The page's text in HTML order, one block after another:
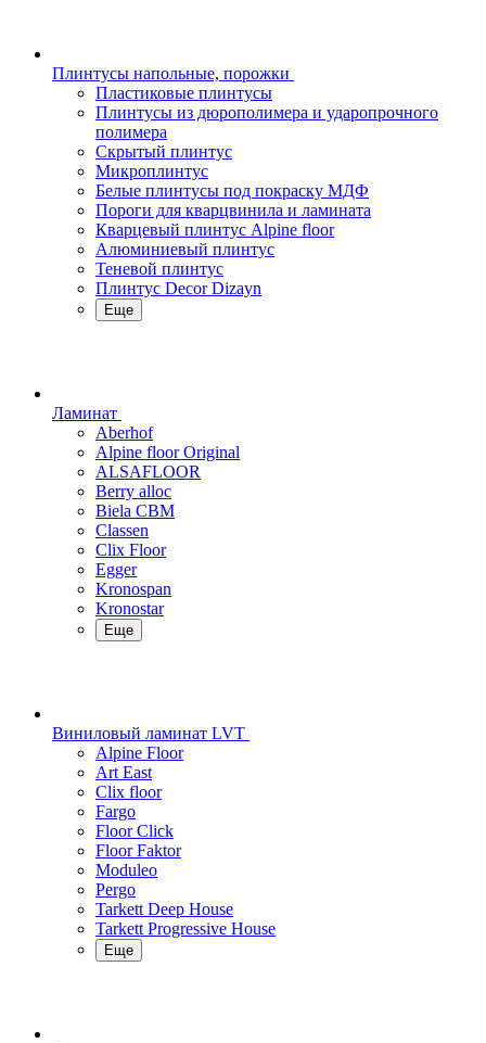
Плинтусы напольные, порожки
Пластиковые плинтусы
Плинтусы из дюрополимера и ударопрочного
полимера
Скрытый плинтус
Микроплинтус
Белые плинтусы под покраску МДФ
Пороги для кварцвинила и ламината
Кварцевый плинтус Alpine floor
Алюминиевый плинтус
Теневой плинтус
Плинтус Decor Dizayn
Еще
Ламинат
Aberhof
Alpine floor Original
ALSAFLOOR
Berry alloc
Biela CBM
Classen
Clix Floor
Egger
Kronospan
Kronostar
Еще
Виниловый ламинат LVT
Alpine Floor
Art East
Clix floor
Fargo
Floor Click
Floor Faktor
Moduleo
Pergo
Tarkett Deep House
Tarkett Progressive House
Еще